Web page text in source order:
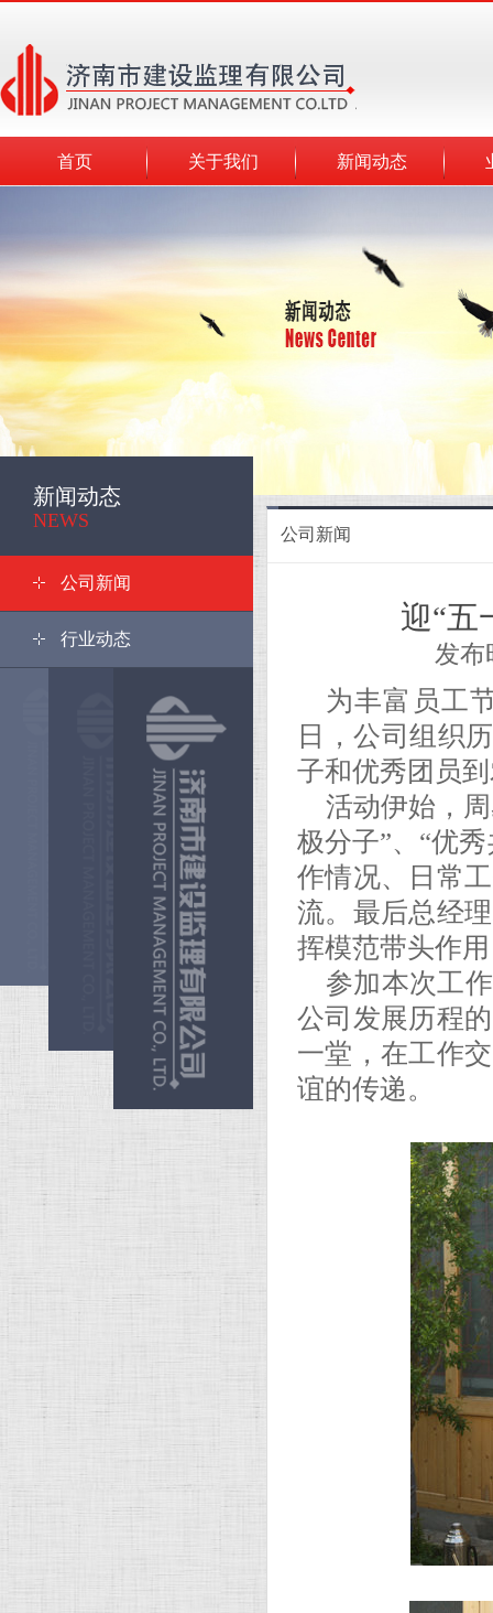
首页 关于我们 新闻动态
新闻动态
NEWS
公司新闻
行业动态
公司新闻
迎“五
发布
为丰富员工
日，公司组织
子和优秀团员
活动伊始，
极分子”、“优
作情况、日常
流。最后总经
挥模范带头作
参加本次工
公司发展历程
一堂，在工作
谊的传递。